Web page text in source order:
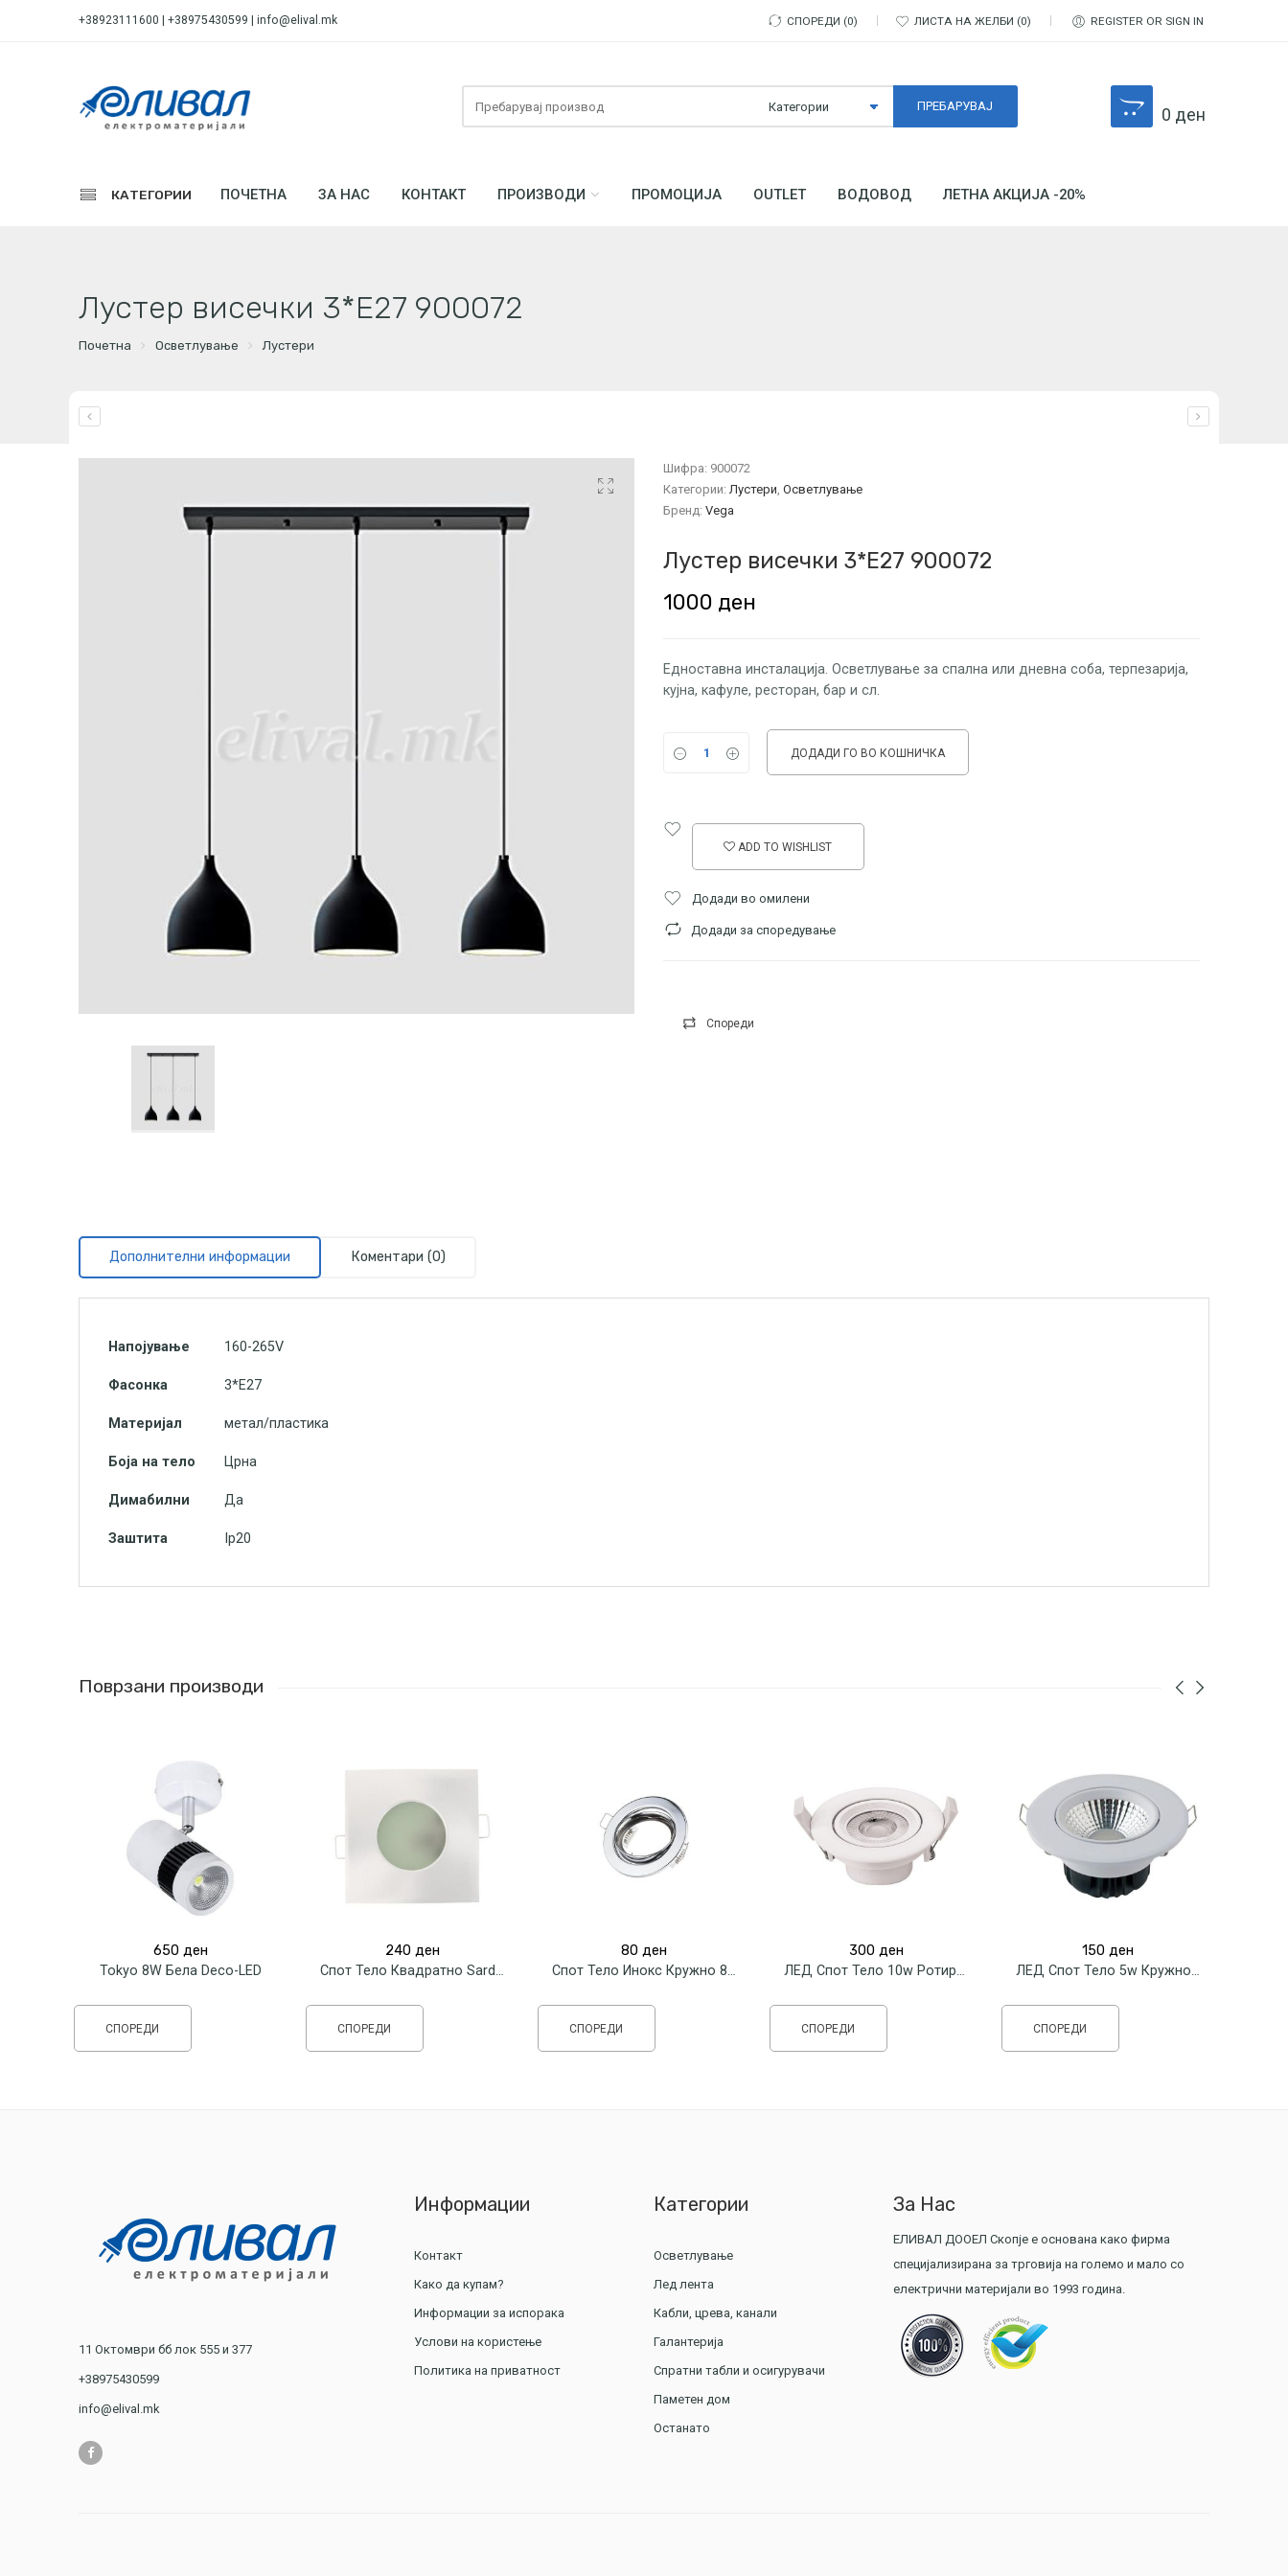
+38923111600 | +38975430599 | info@elival.mk СПОРЕДИ 0 ЛИСТА НА ЖЕЛБИ 0 REGISTER OR SIGN IN
0 ден
КАТЕГОРИИ ПОЧЕТНА ЗА НАС КОНТАКТ ПРОИЗВОДИ ПРОМОЦИЈА OUTLET ВОДОВОД ЛЕТНА АКЦИЈА -20%
Лустер висечки 3*Е27 900072
Почетна Осветлување Лустери
Шифра: 900072
Категории:Лустери, Осветлување
Бренд: Vega
Лустер висечки 3*Е27 900072
1000 ден
Едноставна инсталација. Осветлување за спална или дневна соба, терпезарија,
кујна, кафуле, ресторан, бар и сл.
ДОДАДИ ГО ВО КОШНИЧКА
ADD TO WISHLIST
Додади во омилени
Додади за споредување
Спореди
Дополнителни информации Коментари (0)
Напојување 160-265V
Фасонка 3*Е27
Материјал метал/пластика
Боја на тело Црна
Димабилни Да
Заштита Ip20
Поврзани производи
650 ден
Tokyo 8W Бела Deco-LED
СПОРЕДИ
240 ден
СПОРЕДИ
80 ден
СПОРЕДИ
300 ден
СПОРЕДИ
150 ден
СПОРЕДИ
11 Октомври бб лок 555 и 377
+38975430599
info@elival.mk
Информации
Контакт
Како да купам?
Информации за испорака
Услови на користење
Политика на приватност
Категории
Осветлување
Лед лента
Кабли, црева, канали
Галантерија
Спратни табли и осигурувачи
Паметен дом
Останато
За Нас
ЕЛИВАЛ ДООЕЛ Скопје е основана како фирма
специјализирана за трговија на големо и мало со
електрични материјали во 1993 година.